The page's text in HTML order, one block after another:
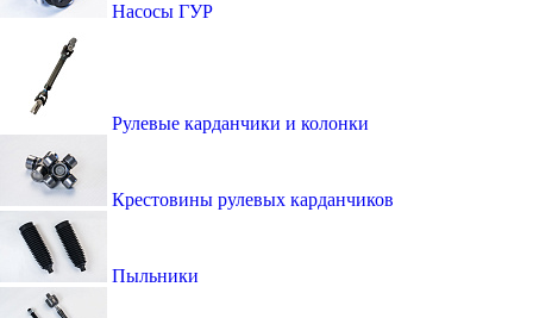
Насосы ГУР
Рулевые карданчики и колонки
Крестовины рулевых карданчиков
Пыльники